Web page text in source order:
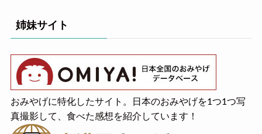
姉妹サイト
おみやげに特化したサイト。日本のおみやげを1つ1つ写
真撮影して、食べた感想を紹介しています！